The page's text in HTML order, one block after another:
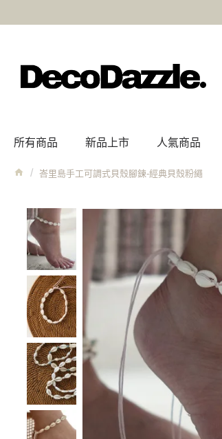
所有商品 新品上市 人氣商品
峇里島手工可調式貝殼腳鍊-經典貝殼粉繩